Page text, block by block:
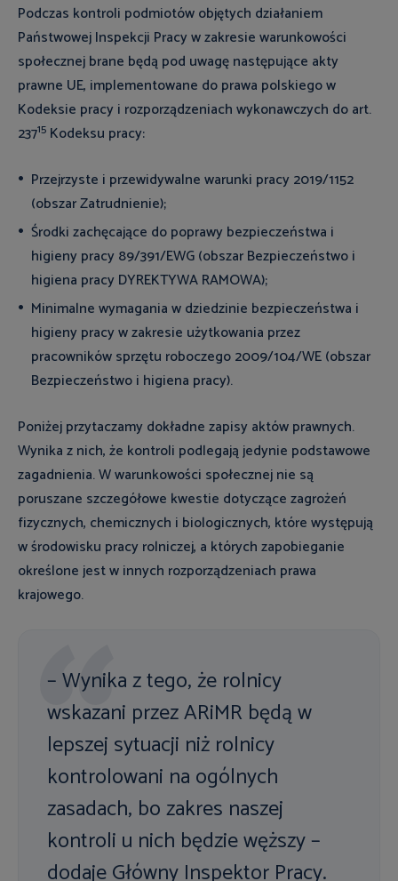
Podczas kontroli podmiotów objętych działaniem
Państwowej Inspekcji Pracy w zakresie warunkowości
społecznej brane będą pod uwagę następujące akty
prawne UE, implementowane do prawa polskiego w
Kodeksie pracy i rozporządzeniach wykonawczych do art.
23715 Kodeksu pracy:
Przejrzyste i przewidywalne warunki pracy 2019/1152
(obszar Zatrudnienie);
Środki zachęcające do poprawy bezpieczeństwa i
higieny pracy 89/391/EWG (obszar Bezpieczeństwo i
higiena pracy DYREKTYWA RAMOWA);
Minimalne wymagania w dziedzinie bezpieczeństwa i
higieny pracy w zakresie użytkowania przez
pracowników sprzętu roboczego 2009/104/WE (obszar
Bezpieczeństwo i higiena pracy).
Poniżej przytaczamy dokładne zapisy aktów prawnych.
Wynika z nich, że kontroli podlegają jedynie podstawowe
zagadnienia. W warunkowości społecznej nie są
poruszane szczegółowe kwestie dotyczące zagrożeń
fizycznych, chemicznych i biologicznych, które występują
w środowisku pracy rolniczej, a których zapobieganie
określone jest w innych rozporządzeniach prawa
krajowego.
– Wynika z tego, że rolnicy
wskazani przez ARiMR będą w
lepszej sytuacji niż rolnicy
kontrolowani na ogólnych
zasadach, bo zakres naszej
kontroli u nich będzie węższy –
dodaje Główny Inspektor Pracy.